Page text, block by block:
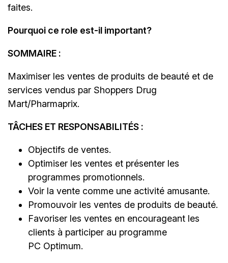
faites.
Pourquoi ce role est-il important?
SOMMAIRE :
Maximiser les ventes de produits de beauté et de
services vendus par Shoppers Drug
Mart/Pharmaprix.
TÂCHES ET RESPONSABILITÉS :
Objectifs de ventes.
Optimiser les ventes et présenter les
programmes promotionnels.
Voir la vente comme une activité amusante.
Promouvoir les ventes de produits de beauté.
Favoriser les ventes en encourageant les
clients à participer au programme
PC Optimum.